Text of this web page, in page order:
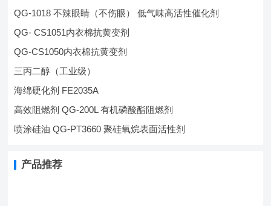
QG-1018 不辣眼睛（不伤眼） 低气味高活性催化剂
QG- CS1051内衣棉抗黄变剂
QG-CS1050内衣棉抗黄变剂
三丙二醇（工业级）
海绵硬化剂 FE2035A
高效阻燃剂 QG-200L 有机磷酸酯阻燃剂
喷涂硅油 QG-PT3660 聚硅氧烷表面活性剂
产品推荐